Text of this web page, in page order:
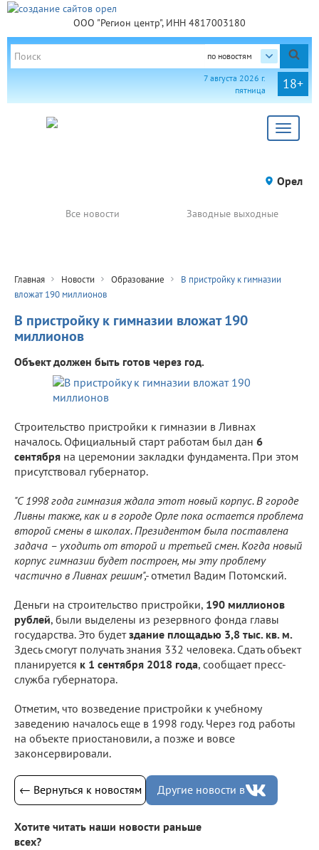
ООО "Регион центр", ИНН 4817003180
по новостям
18+
7 августа 2026 г.
пятница
Toggle
Орел
Все новости Заводные выходные
Главная Новости Образование
В пристройку к гимназии
вложат 190 миллионов
В пристройку к гимназии вложат 190
миллионов
Объект должен быть готов через год.
Строительство пристройки к гимназии в Ливнах
началось. Официальный старт работам был дан 6
сентября на церемонии закладки фундамента. При этом
присутствовал губернатор.
"С 1998 года гимназия ждала этот новый корпус. В городе
Ливны также, как и в городе Орле пока остается проблема
второй смены в школах. Президентом была поставлена
задача – уходить от второй и третьей смен. Когда новый
корпус гимназии будет построен, мы эту проблему
частично в Ливнах решим",-отметил Вадим Потомский.
Деньги на строительство пристройки, 190 миллионов
рублей, были выделены из резервного фонда главы
государства. Это будетздание площадью 3,8 тыс. кв. м.
Здесь смогут получать знания 332 человека. Сдать объект
планируется к 1 сентября 2018 года, сообщает пресс-
служба губернатора.
Отметим, что возведение пристройки к учебному
заведению началось еще в 1998 году. Через год работы
на объекте приостановили, а позже и вовсе
законсервировали.
← Вернуться к новостям Другие новости в
Хотите читать наши новости раньше
всех?